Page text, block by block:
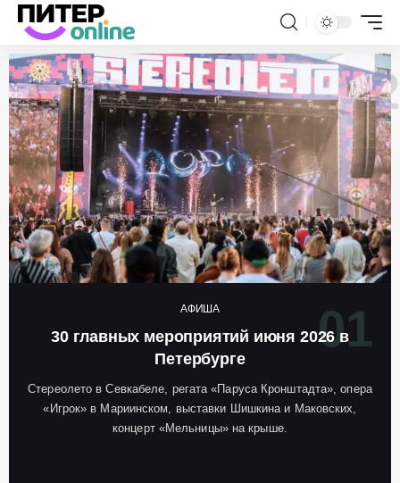
АФИША
30 главных мероприятий июня 2026 в
Петербурге
Стереолето в Севкабеле, регата «Паруса Кронштадта», опера
«Игрок» в Мариинском, выставки Шишкина и Маковских,
концерт «Мельницы» на крыше.